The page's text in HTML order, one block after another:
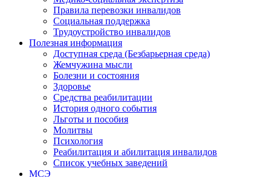
Правила перевозки инвалидов
Социальная поддержка
Трудоустройство инвалидов
Полезная информация
Доступная среда (Безбарьерная среда)
Жемчужина мысли
Болезни и состояния
Здоровье
Средства реабилитации
История одного события
Льготы и пособия
Молитвы
Психология
Реабилитация и абилитация инвалидов
Список учебных заведений
МСЭ